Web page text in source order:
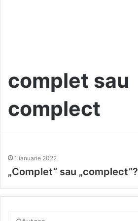
complet sau
complect
1 ianuarie 2022
„Complet” sau „complect”?